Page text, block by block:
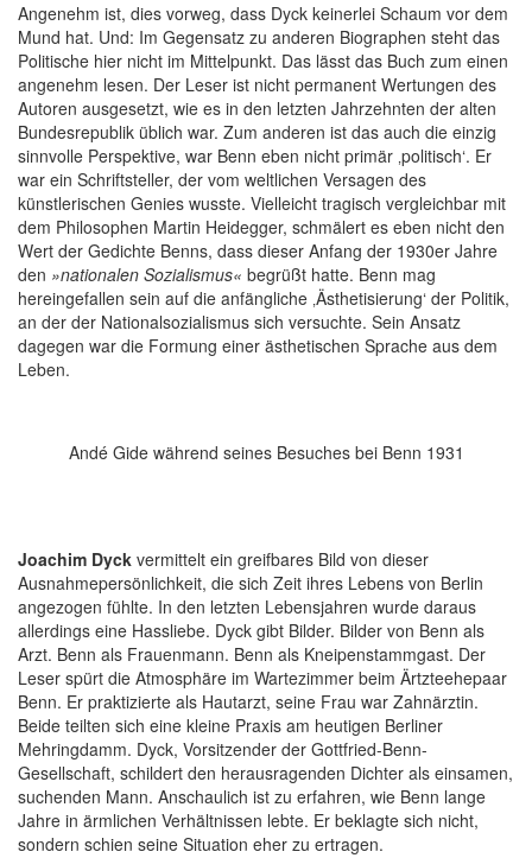
Angenehm ist, dies vorweg, dass Dyck keinerlei Schaum vor dem
Mund hat. Und: Im Gegensatz zu anderen Biographen steht das
Politische hier nicht im Mittelpunkt. Das lässt das Buch zum einen
angenehm lesen. Der Leser ist nicht permanent Wertungen des
Autoren ausgesetzt, wie es in den letzten Jahrzehnten der alten
Bundesrepublik üblich war. Zum anderen ist das auch die einzig
sinnvolle Perspektive, war Benn eben nicht primär ‚politisch‘. Er
war ein Schriftsteller, der vom weltlichen Versagen des
künstlerischen Genies wusste. Vielleicht tragisch vergleichbar mit
dem Philosophen Martin Heidegger, schmälert es eben nicht den
Wert der Gedichte Benns, dass dieser Anfang der 1930er Jahre
den »nationalen Sozialismus« begrüßt hatte. Benn mag
hereingefallen sein auf die anfängliche ‚Ästhetisierung‘ der Politik,
an der der Nationalsozialismus sich versuchte. Sein Ansatz
dagegen war die Formung einer ästhetischen Sprache aus dem
Leben.
Andé Gide während seines Besuches bei Benn 1931
Joachim Dyck vermittelt ein greifbares Bild von dieser
Ausnahmepersönlichkeit, die sich Zeit ihres Lebens von Berlin
angezogen fühlte. In den letzten Lebensjahren wurde daraus
allerdings eine Hassliebe. Dyck gibt Bilder. Bilder von Benn als
Arzt. Benn als Frauenmann. Benn als Kneipenstammgast. Der
Leser spürt die Atmosphäre im Wartezimmer beim Ärtzteehepaar
Benn. Er praktizierte als Hautarzt, seine Frau war Zahnärztin.
Beide teilten sich eine kleine Praxis am heutigen Berliner
Mehringdamm. Dyck, Vorsitzender der Gottfried-Benn-
Gesellschaft, schildert den herausragenden Dichter als einsamen,
suchenden Mann. Anschaulich ist zu erfahren, wie Benn lange
Jahre in ärmlichen Verhältnissen lebte. Er beklagte sich nicht,
sondern schien seine Situation eher zu ertragen.